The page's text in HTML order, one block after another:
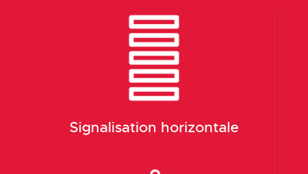
Signalisation horizontale